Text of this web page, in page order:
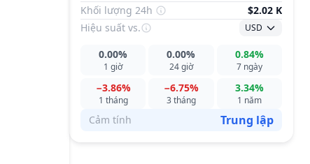
Khối lượng 24h
$2.02 K
Hiệu suất vs. USD
1 giờ
0.00%
24 giờ
0.00%
7 ngày
0.84%
1 tháng
−3.86%
3 tháng
−6.75%
1 năm
3.34%
Cảm tính Trung lập